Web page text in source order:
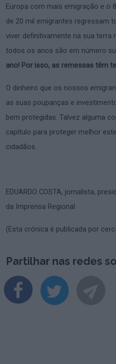
Europa com mais emigração e o
de 20 mil emigrantes regressam
viver definitivamente na sua terra
todos os anos são em número
ano! Por isso, as remessas têm
O dinheiro que os nossos
as suas poupanças e
bem protegidas. Talvez alguma
capítulo para proteger melhor
cidadãos.
EDUARDO COSTA, jornalista,
da Imprensa Regional
(Esta crónica é publicada por
Partilhar nas redes